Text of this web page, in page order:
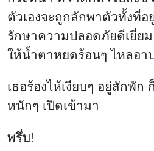
ตัวเองจะถูกลักพาตัวทั้งที่
รักษาความปลอดภัยดีเยี่ย
ให้น้ำตาหยดร้อนๆ ไหลอา
เธอร้องไห้เงียบๆ อยู่สักพัก
หนักๆ เปิดเข้ามา
พรึ่บ!